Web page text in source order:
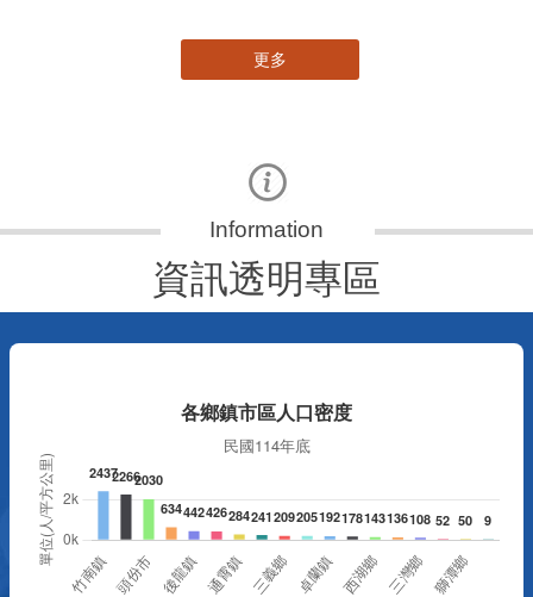
更多
資訊透明專區